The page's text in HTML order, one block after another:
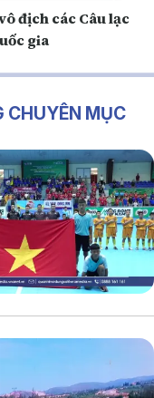
địch các Câu lạc
gia
CHUYÊN MỤC